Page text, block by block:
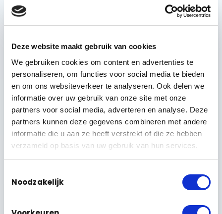
Deze website maakt gebruik van cookies
We gebruiken cookies om content en advertenties te
personaliseren, om functies voor social media te bieden
en om ons websiteverkeer te analyseren. Ook delen we
informatie over uw gebruik van onze site met onze
partners voor social media, adverteren en analyse. Deze
partners kunnen deze gegevens combineren met andere
informatie die u aan ze heeft verstrekt of die ze hebben
verzameld op basis van uw gebruik van hun services.
Noodzakelijk
Deurstation met kaartlezer
Dit deurstation heeft een
kaartlezer
ingebouwd:
bewoners en personeel houden hun pasje of
telefoon voor de lezer en de deur gaat open,
zonder sleutel. Handig als de intercom meteen je
toegangscontrole moet zijn.
Ideaal voor:kantoor, praktijk, sportclub en
gedeelde entrees.
COMPLEX & VVE